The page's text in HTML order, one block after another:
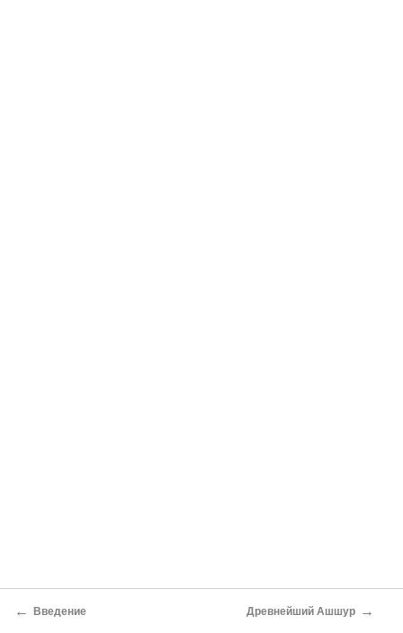
← Введение Древнейший Ашшур →